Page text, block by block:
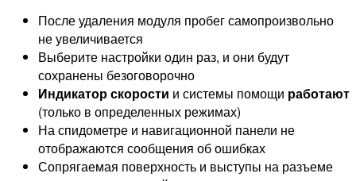
После удаления модуля пробег самопроизвольно
не увеличивается
Выберите настройки один раз, и они будут
сохранены безоговорочно
Индикатор скорости и системы помощи работают
(только в определенных режимах)
На спидометре и навигационной панели не
отображаются сообщения об ошибках
Сопрягаемая поверхность и выступы на разъеме